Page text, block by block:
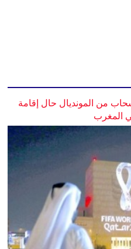
من المونديال حال إقامة
المغرب